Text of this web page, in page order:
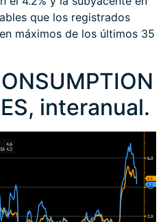
que los registrados
máximos de los últimos 35
interanual.